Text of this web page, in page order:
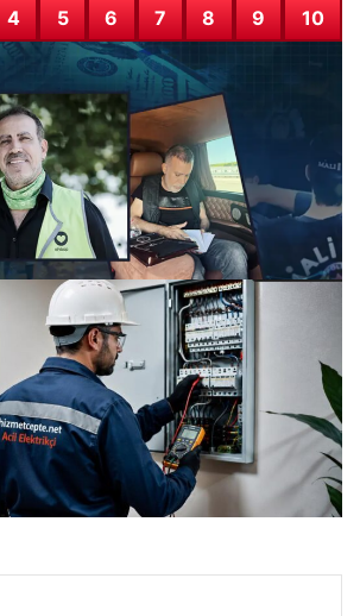
4 5 6 7 8 9 10
Varlığı Yönetimi Kayyuma Verildi